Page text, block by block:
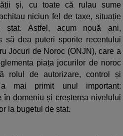
și, cu toate că rulau sume
niciun fel de taxe, situație
stat. Astfel, acum nouă ani,
să dea puteri sporite recentului
Jocuri de Noroc (ONJN), care a
piața jocurilor de noroc
rolul de autorizare, control și
a mai primit unul important:
domeniu și creșterea nivelului
la bugetul de stat.